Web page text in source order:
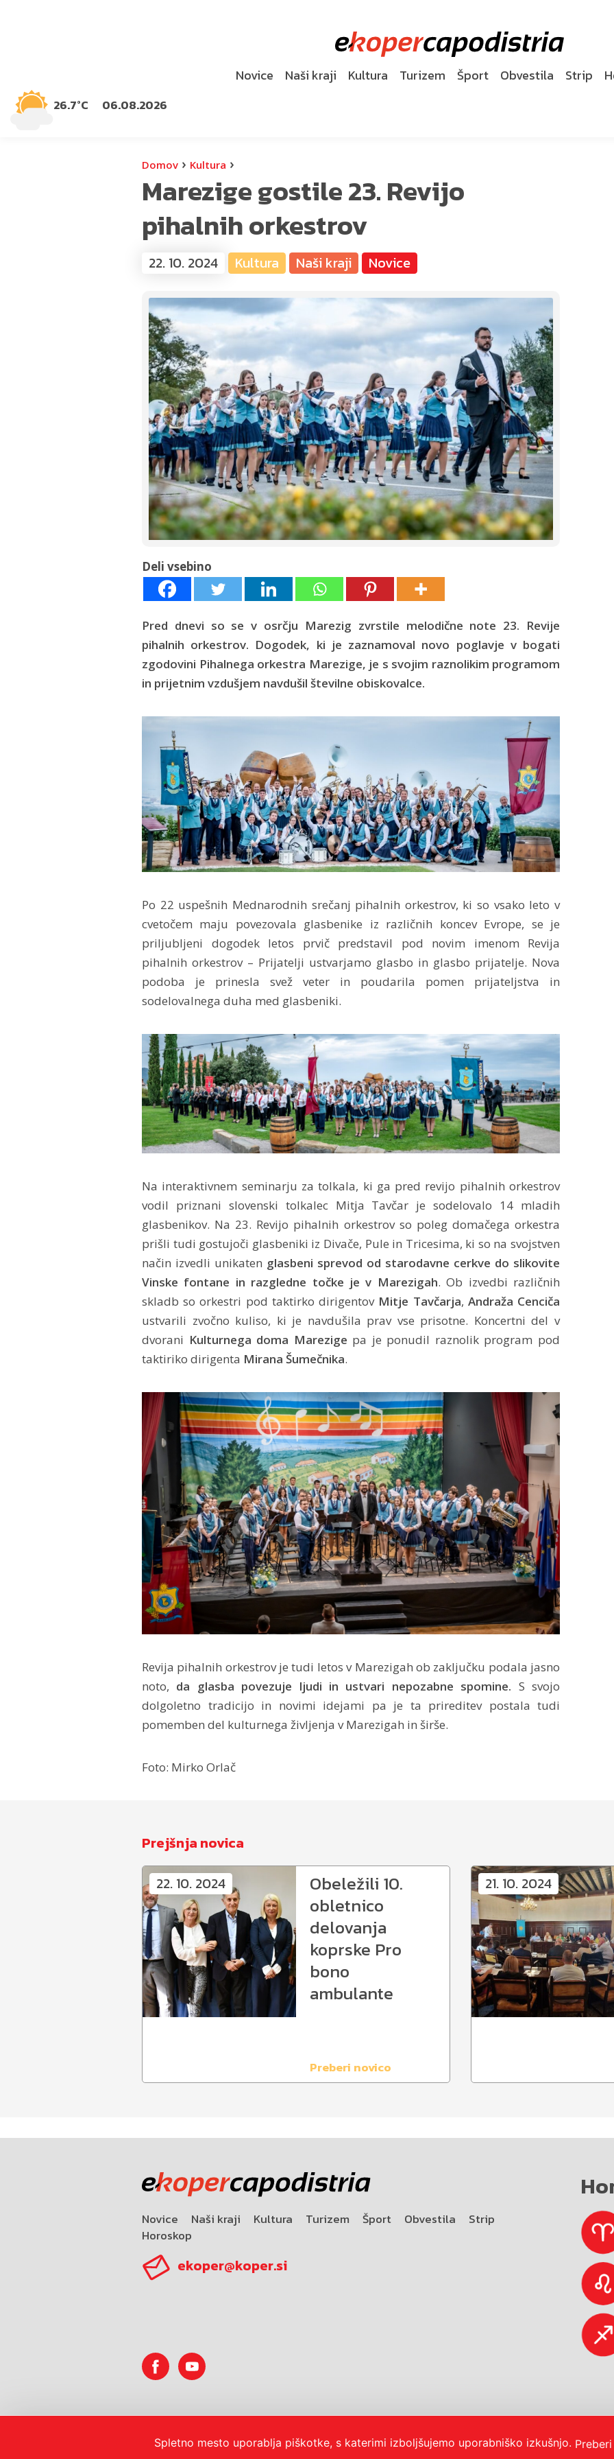
26.7°C 06.08.2026
Novice Naši kraji Kultura Turizem Šport Obvestila Strip
Domov › Kultura ›
Marezige gostile 23. Revijo
pihalnih orkestrov
22. 10. 2024 Kultura Naši kraji Novice
Deli vsebino
Pred dnevi so se v osrčju Marezig zvrstile melodične note 23. Revije
pihalnih orkestrov. Dogodek, ki je zaznamoval novo poglavje v bogati
zgodovini Pihalnega orkestra Marezige, je s svojim raznolikim programom
in prijetnim vzdušjem navdušil številne obiskovalce.
Po 22 uspešnih Mednarodnih srečanj pihalnih orkestrov, ki so vsako leto v
cvetočem maju povezovala glasbenike iz različnih koncev Evrope, se je
priljubljeni dogodek letos prvič predstavil pod novim imenom Revija
pihalnih orkestrov – Prijatelji ustvarjamo glasbo in glasbo prijatelje. Nova
podoba je prinesla svež veter in poudarila pomen prijateljstva in
sodelovalnega duha med glasbeniki.
Na interaktivnem seminarju za tolkala, ki ga pred revijo pihalnih orkestrov
vodil priznani slovenski tolkalec Mitja Tavčar je sodelovalo 14 mladih
glasbenikov. Na 23. Revijo pihalnih orkestrov so poleg domačega orkestra
prišli tudi gostujoči glasbeniki iz Divače, Pule in Tricesima, ki so na svojstven
način izvedli unikaten glasbeni sprevod od starodavne cerkve do slikovite
Vinske fontane in razgledne točke je v Marezigah. Ob izvedbi različnih
skladb so orkestri pod taktirko dirigentov Mitje Tavčarja, Andraža Cenciča
ustvarili zvočno kuliso, ki je navdušila prav vse prisotne. Koncertni del v
dvorani Kulturnega doma Marezige pa je ponudil raznolik program pod
taktiriko dirigenta Mirana Šumečnika.
Revija pihalnih orkestrov je tudi letos v Marezigah ob zaključku podala jasno
noto, da glasba povezuje ljudi in ustvari nepozabne spomine. S svojo
dolgoletno tradicijo in novimi idejami pa je ta prireditev postala tudi
pomemben del kulturnega življenja v Marezigah in širše.
Foto: Mirko Orlač
Prejšnja novica
22. 10. 2024
Obeležili 10.
obletnico
delovanja
koprske Pro
bono
ambulante
Preberi novico
21. 10. 2024
Novice Naši kraji Kultura Turizem Šport Obvestila
Strip
Horoskop
ekoper@koper.si
© 2026
Mestna občina Koper
Pravno obvestilo in zasebnost
O portalu Oglaševanje Izjava o dostopnosti
Spletno mesto uporablja piškotke, s katerimi izboljšujemo uporabniško izkušnjo.